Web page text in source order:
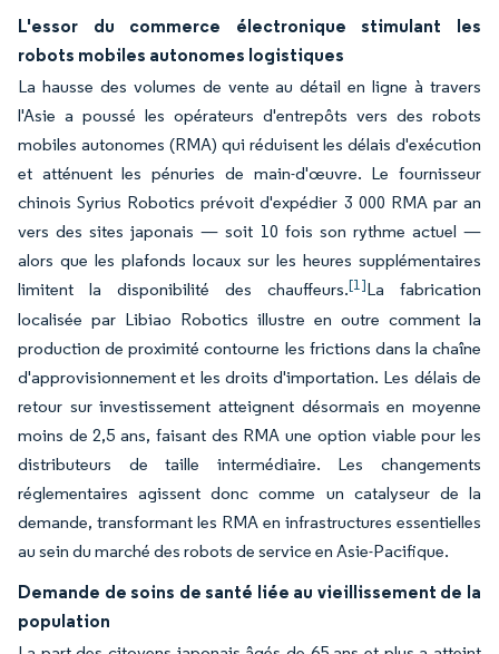
L'essor du commerce électronique stimulant les
robots mobiles autonomes logistiques
La hausse des volumes de vente au détail en ligne à travers
l'Asie a poussé les opérateurs d'entrepôts vers des robots
mobiles autonomes (RMA) qui réduisent les délais d'exécution
et atténuent les pénuries de main-d'œuvre. Le fournisseur
chinois Syrius Robotics prévoit d'expédier 3 000 RMA par an
vers des sites japonais — soit 10 fois son rythme actuel —
alors que les plafonds locaux sur les heures supplémentaires
limitent la disponibilité des chauffeurs.[1]La fabrication
localisée par Libiao Robotics illustre en outre comment la
production de proximité contourne les frictions dans la chaîne
d'approvisionnement et les droits d'importation. Les délais de
retour sur investissement atteignent désormais en moyenne
moins de 2,5 ans, faisant des RMA une option viable pour les
distributeurs de taille intermédiaire. Les changements
réglementaires agissent donc comme un catalyseur de la
demande, transformant les RMA en infrastructures essentielles
au sein du marché des robots de service en Asie-Pacifique.
Demande de soins de santé liée au vieillissement de la
population